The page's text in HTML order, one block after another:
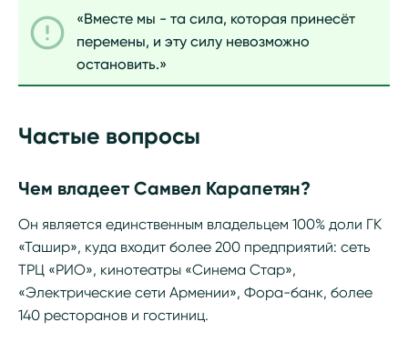
«Вместе мы - та сила, которая принесёт
перемены, и эту силу невозможно
остановить.»
Частые вопросы
Чем владеет Самвел Карапетян?
Он является единственным владельцем 100% доли ГК
«Ташир», куда входит более 200 предприятий: сеть
ТРЦ «РИО», кинотеатры «Синема Стар»,
«Электрические сети Армении», Фора-банк, более
140 ресторанов и гостиниц.